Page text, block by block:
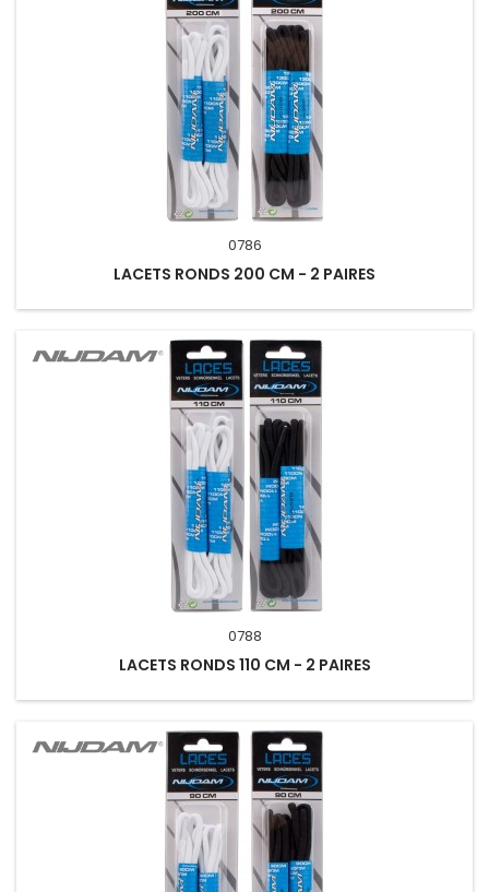
0786
LACETS RONDS 200 CM - 2 PAIRES
0788
LACETS RONDS 110 CM - 2 PAIRES